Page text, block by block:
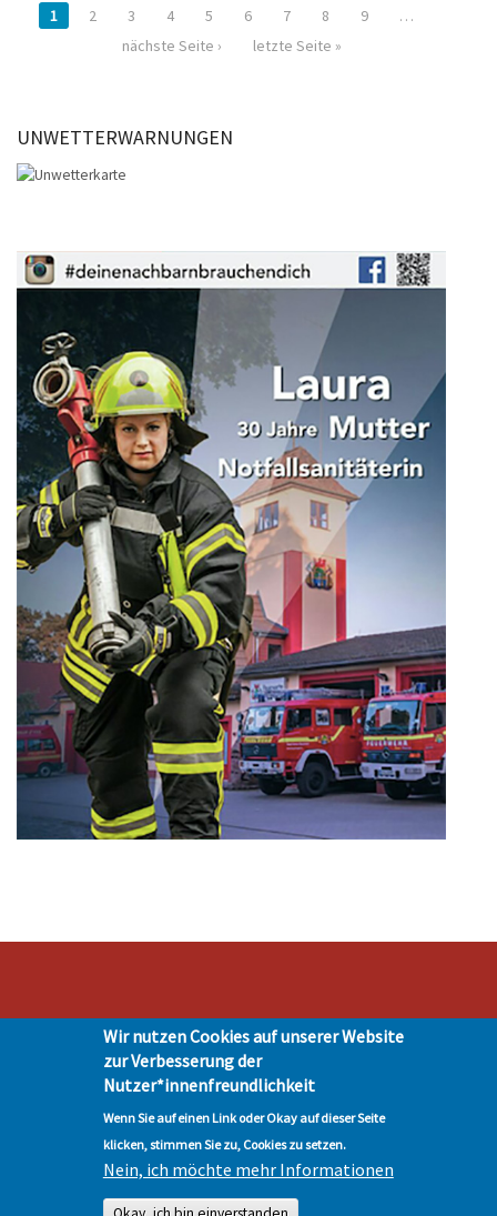
1 2 3 4 5 6 7 8 9
…
nächste Seite ›
letzte Seite »
UNWETTERWARNUNGEN
Stadt Hohen Neuendorf • Oranienburger Str. 2 • 16540 Hohen Neuendorf •
Telefon 03303-528-0
Impressum|Presse|Datenschutz| © Hohen-Neuendorf.de, Alle Rechte
Wir nutzen Cookies auf unserer Website
zur Verbesserung der
Nutzer*innenfreundlichkeit
Wenn Sie auf einen Link oder Okay auf dieser Seite
klicken, stimmen Sie zu, Cookies zu setzen.
Nein, ich möchte mehr Informationen